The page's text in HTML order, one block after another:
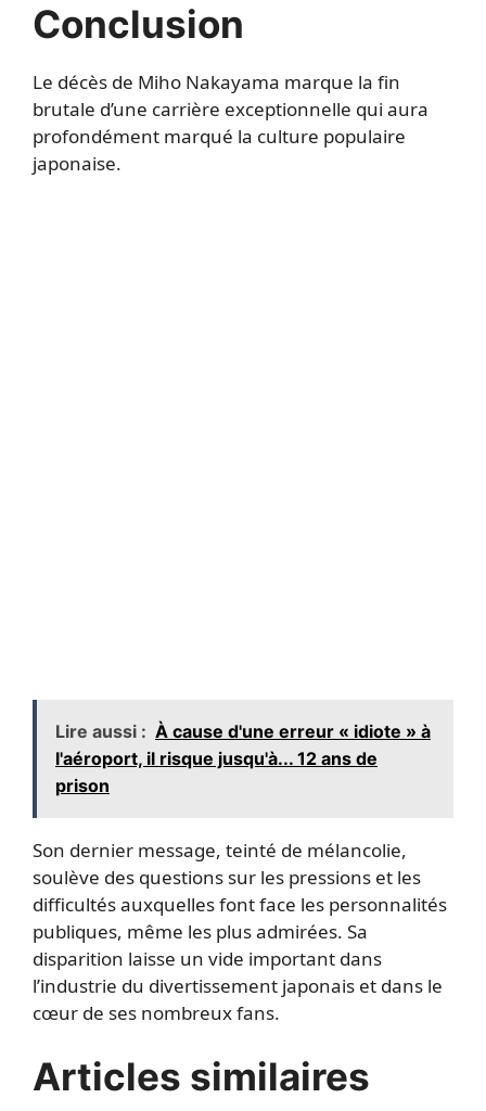
Conclusion
Le décès de Miho Nakayama marque la fin
brutale d’une carrière exceptionnelle qui aura
profondément marqué la culture populaire
japonaise.
Lire aussi : À cause d'une erreur « idiote » à
l'aéroport, il risque jusqu'à... 12 ans de
prison
Son dernier message, teinté de mélancolie,
soulève des questions sur les pressions et les
difficultés auxquelles font face les personnalités
publiques, même les plus admirées. Sa
disparition laisse un vide important dans
l’industrie du divertissement japonais et dans le
cœur de ses nombreux fans.
Articles similaires